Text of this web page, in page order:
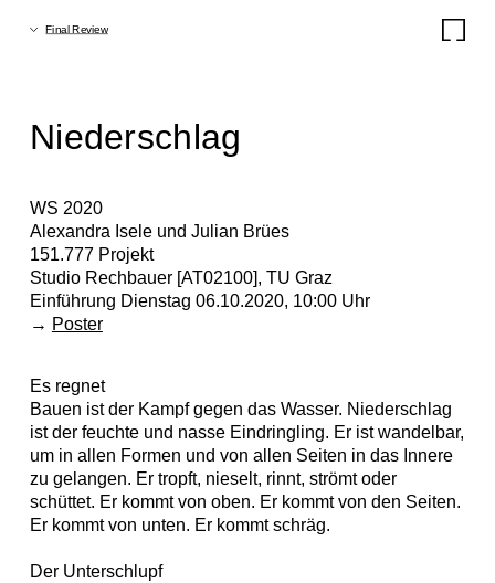
Final Review
Intro
Projects
Current
Lectures
Travels
Thesis
Electives
Team
Home
Niederschlag
WS 2020
Alexandra Isele und Julian Brües
151.777 Projekt
Studio Rechbauer [AT02100], TU Graz
Einführung Dienstag 06.10.2020, 10:00 Uhr
→ Poster
Es regnet
Bauen ist der Kampf gegen das Wasser. Niederschlag
ist der feuchte und nasse Eindringling. Er ist wandelbar,
um in allen Formen und von allen Seiten in das Innere
zu gelangen. Er tropft, nieselt, rinnt, strömt oder
schüttet. Er kommt von oben. Er kommt von den Seiten.
Er kommt von unten. Er kommt schräg.
Der Unterschlupf